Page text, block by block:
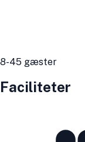
8-45 gæster
Faciliteter